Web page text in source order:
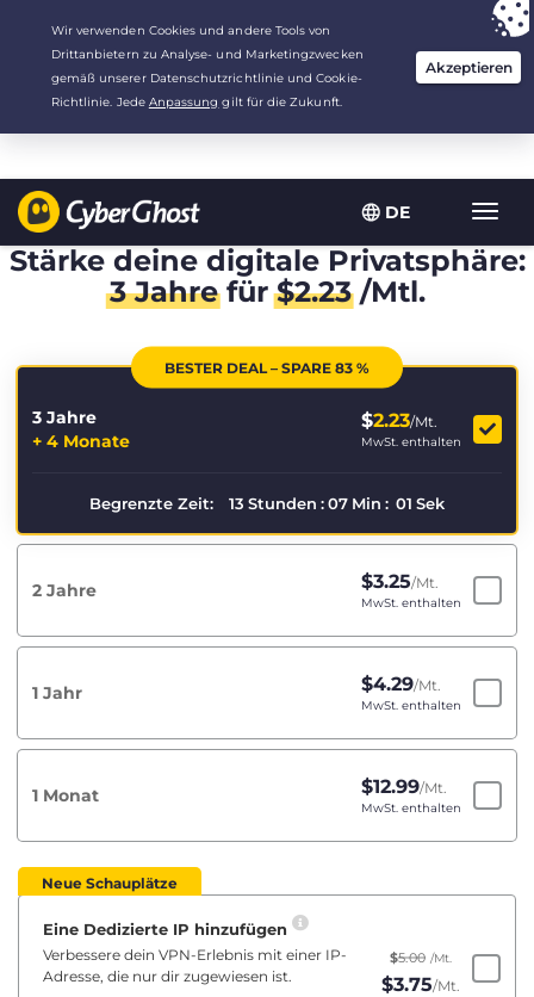
DE
Deine Wahl:Der beste Dealfür 3.3333333333333 Jahre zu $
/Monat
Stärke deine digitale Privatsphäre:
3 Jahrefür$2.23/Mtl.
BESTER DEAL – SPARE 83 %
3 Jahre
+ 4 Monate
$2.23/Mt.
MwSt. enthalten
Begrenzte Zeit: 13 Stunden :07 Min : 01 Sek
2 Jahre $3.25/Mt.
MwSt. enthalten
1 Jahr $4.29/Mt.
MwSt. enthalten
1 Monat $12.99/Mt.
MwSt. enthalten
Neue Schauplätze
Eine Dedizierte IP hinzufügen
Verbessere dein VPN-Erlebnis mit einer IP-
Adresse, die nur dir zugewiesen ist.
$5.00 /Mt.
$3.75/Mt.